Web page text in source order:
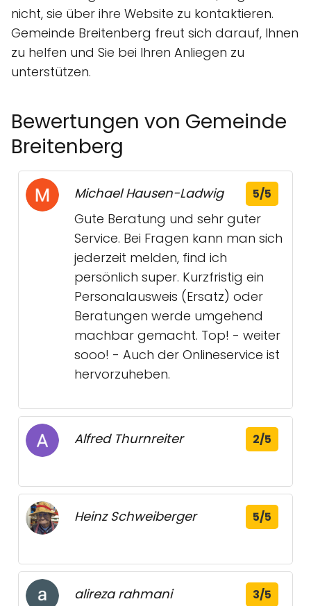
nicht, sie über ihre Website zu kontaktieren.
Gemeinde Breitenberg freut sich darauf, Ihnen
zu helfen und Sie bei Ihren Anliegen zu
unterstützen.
Bewertungen von Gemeinde
Breitenberg
Michael Hausen-Ladwig 5/5
Gute Beratung und sehr guter
Service. Bei Fragen kann man sich
jederzeit melden, find ich
persönlich super. Kurzfristig ein
Personalausweis (Ersatz) oder
Beratungen werde umgehend
machbar gemacht. Top! - weiter
sooo! - Auch der Onlineservice ist
hervorzuheben.
Alfred Thurnreiter 2/5
Heinz Schweiberger 5/5
alireza rahmani 3/5